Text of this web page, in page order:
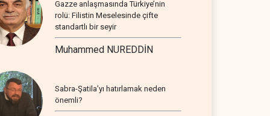
Gazze anlaşmasında Türkiye’nin
rolü: Filistin Meselesinde çifte
standartlı bir seyir
Muhammed NUREDDİN
Sabra-Şatila’yı hatırlamak neden
önemli?